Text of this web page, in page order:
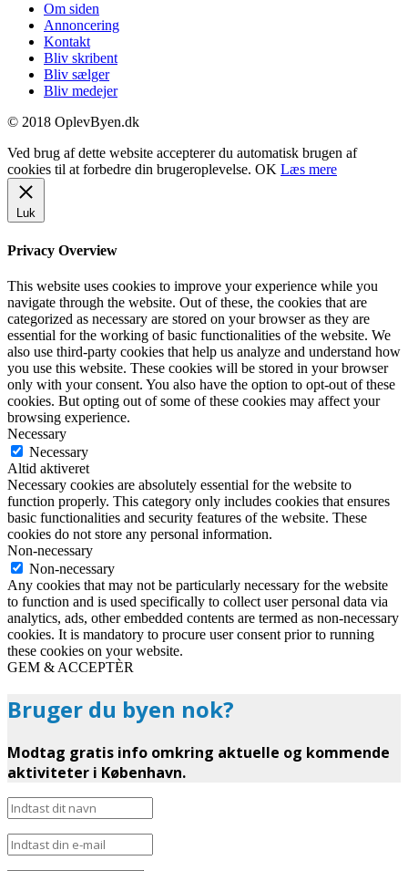
Om siden
Annoncering
Kontakt
Bliv skribent
Bliv sælger
Bliv medejer
© 2018 OplevByen.dk
Ved brug af dette website accepterer du automatisk brugen af
cookies til at forbedre din brugeroplevelse. OK Læs mere
Luk
Privacy Overview
This website uses cookies to improve your experience while you
navigate through the website. Out of these, the cookies that are
categorized as necessary are stored on your browser as they are
essential for the working of basic functionalities of the website. We
also use third-party cookies that help us analyze and understand how
you use this website. These cookies will be stored in your browser
only with your consent. You also have the option to opt-out of these
cookies. But opting out of some of these cookies may affect your
browsing experience.
Necessary
Necessary
Altid aktiveret
Necessary cookies are absolutely essential for the website to
function properly. This category only includes cookies that ensures
basic functionalities and security features of the website. These
cookies do not store any personal information.
Non-necessary
Non-necessary
Any cookies that may not be particularly necessary for the website
to function and is used specifically to collect user personal data via
analytics, ads, other embedded contents are termed as non-necessary
cookies. It is mandatory to procure user consent prior to running
these cookies on your website.
GEM & ACCEPTÈR
Bruger du byen nok?
Modtag gratis info omkring aktuelle og kommende
aktiviteter i København.